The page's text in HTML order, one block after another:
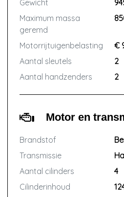
Gewicht
Maximum massa
geremd
Motorrijtuigenbelasting
€
Aantal sleutels
2
Aantal handzenders
2
Motor en
Brandstof
Transmissie
Aantal cilinders
4
Cilinderinhoud